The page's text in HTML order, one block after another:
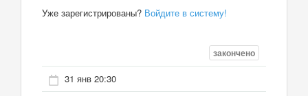
Уже зарегистрированы? Войдите в систему!
закончено
31 янв 20:30